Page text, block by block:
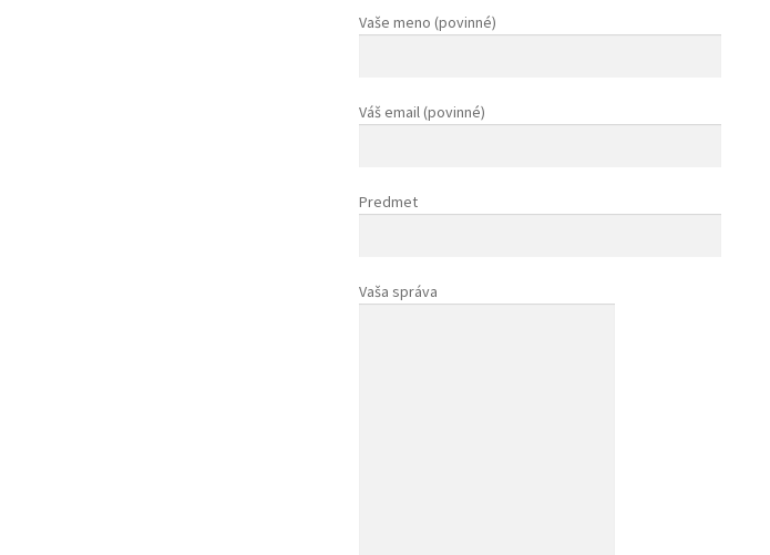
Vaše meno (povinné)
Váš email (povinné)
Predmet
Vaša správa